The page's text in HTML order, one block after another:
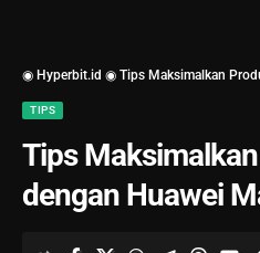
◉ Hyperbit.id ◉ Tips Maksimalkan
TIPS
Tips
dengan Huawei